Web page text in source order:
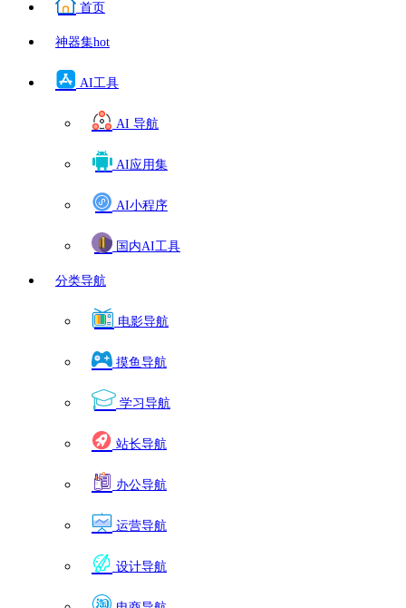
首页
神器集hot
AI工具
AI 导航
AI应用集
AI小程序
国内AI工具
分类导航
电影导航
摸鱼导航
学习导航
站长导航
办公导航
运营导航
设计导航